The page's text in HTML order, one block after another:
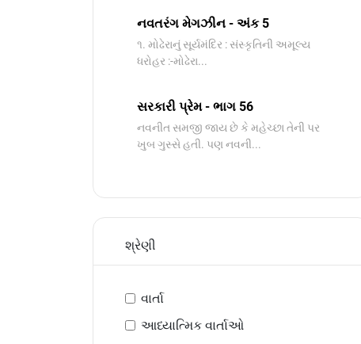
નવતરંગ મેગઝીન - અંક 5
૧. મોઢેરાનું સૂર્યમંદિર : સંસ્કૃતિની અમૂલ્ય
ધરોહર :-​મોઢેરા...
સરકારી પ્રેમ - ભાગ 56
નવનીત સમજી જાય છે કે મહેચ્છા તેની પર
ખુબ ગુસ્સે હતી. પણ નવની...
શ્રેણી
વાર્તા
આધ્યાત્મિક વાર્તાઓ